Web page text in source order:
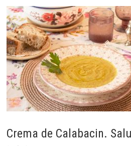
Crema de Calabacin.